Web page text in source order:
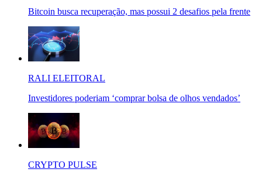
Bitcoin busca recuperação, mas possui 2 desafios pela frente
RALI ELEITORAL
Investidores poderiam ‘comprar bolsa de olhos vendados’
CRYPTO PULSE